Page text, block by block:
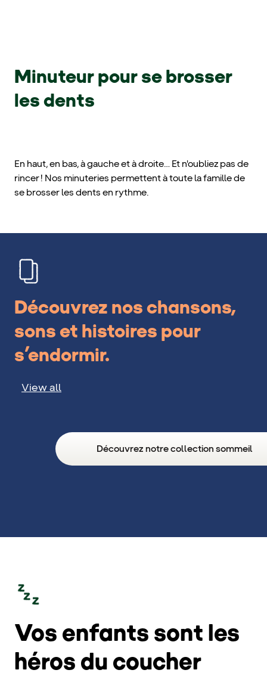
Minuteur pour se brosser
les dents
En haut, en bas, à gauche et à droite… Et n'oubliez pas de
rincer ! Nos minuteries permettent à toute la famille de
se brosser les dents en rythme.
Découvrez nos chansons,
sons et histoires pour
s’endormir.
View all
Découvrez notre collection sommeil
Vos enfants sont les
héros du coucher